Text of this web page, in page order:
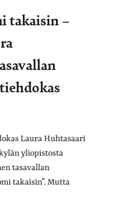
takaisin –
Laura Huhtasaari
yliopistosta
tasavallan
takaisin”. Mutta